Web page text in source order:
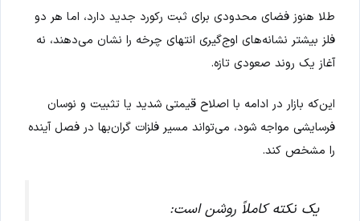
طلا هنوز فضای محدودی برای ثبت رکورد جدید دارد، اما هر دو
فلز بیشتر نشانه‌های اوج‌گیری انتهای چرخه را نشان می‌دهند، نه
آغاز یک روند صعودی تازه.
این‌که بازار در ادامه با اصلاح قیمتی شدید یا تثبیت و نوسان
فرسایشی مواجه شود، می‌تواند مسیر فلزات گران‌بها در فصل آینده
را مشخص کند.
یک نکته کاملاً روشن است: